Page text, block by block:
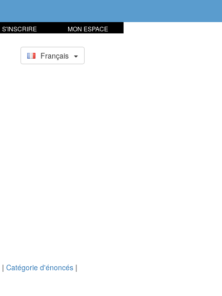
MON ESPACE
S'INSCRIRE
Français
| Catégorie d'énoncés |